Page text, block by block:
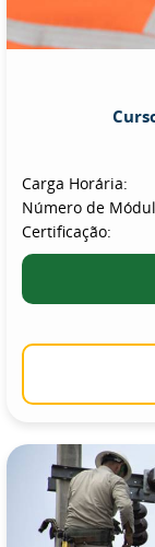
Carga Horária:
Número de
Certificação: